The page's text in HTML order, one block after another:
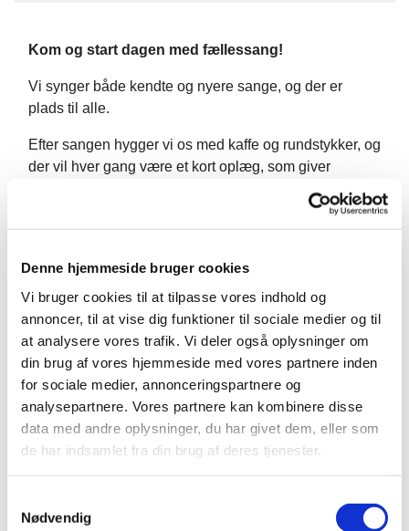
Denne hjemmeside bruger cookies
Vi bruger cookies til at tilpasse vores indhold og
annoncer, til at vise dig funktioner til sociale medier og til
at analysere vores trafik. Vi deler også oplysninger om
din brug af vores hjemmeside med vores partnere inden
for sociale medier, annonceringspartnere og
analysepartnere. Vores partnere kan kombinere disse
data med andre oplysninger, du har givet dem, eller som
de har indsamlet fra din brug af deres tjenester.
Nødvendig
Kom og start dagen med fællessang!
Vi synger både kendte og nyere sange, og der er
plads til alle.
Efter sangen hygger vi os med kaffe og rundstykker, og
der vil hver gang være et kort oplæg, som giver
Vi glæder os til at se dig!